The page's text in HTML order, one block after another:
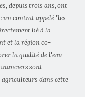
depuis trois ans, ont
un contrat appelé "les
lié à la
et la région co-
la qualité de l'eau
sont
agriculteurs dans cette